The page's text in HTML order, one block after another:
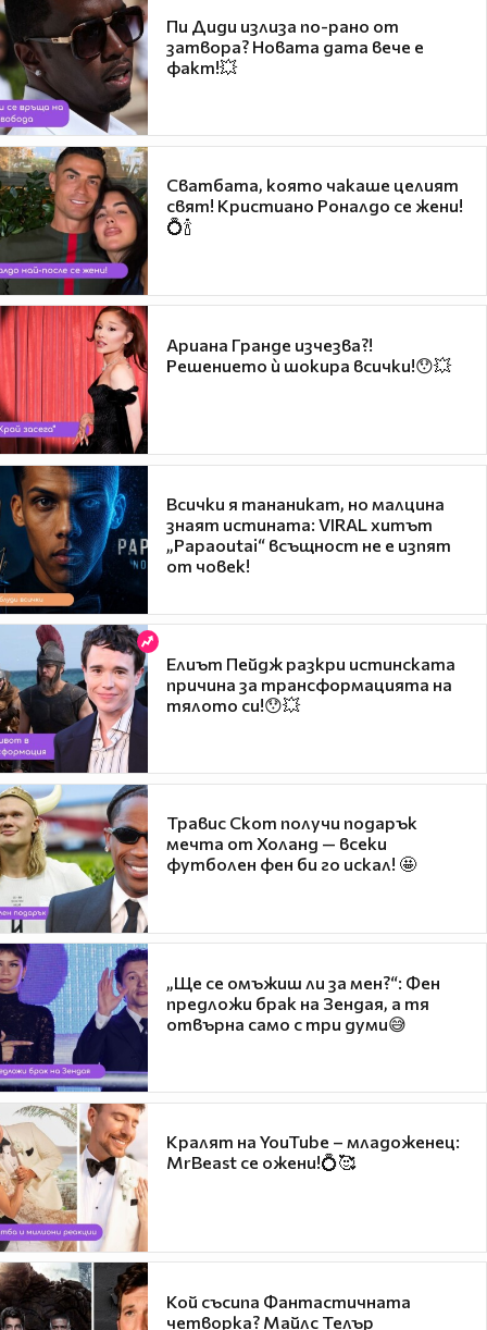
Пи Диди излиза по-рано от
затвора? Новата дата вече е
факт!💥
Сватбата, която чакаше целият
свят! Кристиано Роналдо се жени!
💍🍾
Ариана Гранде изчезва?!
Решението ѝ шокира всички!😯💥
Всички я тананикат, но малцина
знаят истината: VIRAL хитът
„Papaoutai“ всъщност не е изпят
от човек!
Елиът Пейдж разкри истинската
причина за трансформацията на
тялото си!😯💥
Травис Скот получи подарък
мечта от Холанд — всеки
футболен фен би го искал! 🤩
„Ще се омъжиш ли за мен?“: Фен
предложи брак на Зендая, а тя
отвърна само с три думи😅
Кралят на YouTube – младоженец:
MrBeast се ожени!💍🥰
Кой съсипа Фантастичната
четворка? Майлс Телър